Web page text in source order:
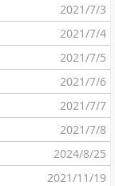
2021/7/3
2021/7/4
2021/7/5
2021/7/6
2021/7/7
2021/7/8
2024/8/25
2021/11/19